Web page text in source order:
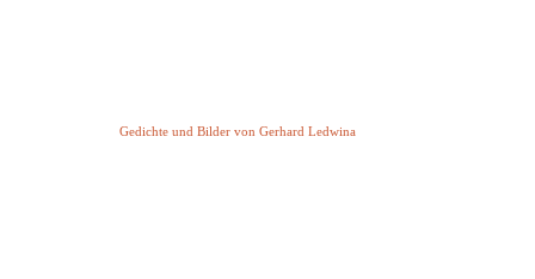
Gedichte und Bilder von Gerhard Ledwina